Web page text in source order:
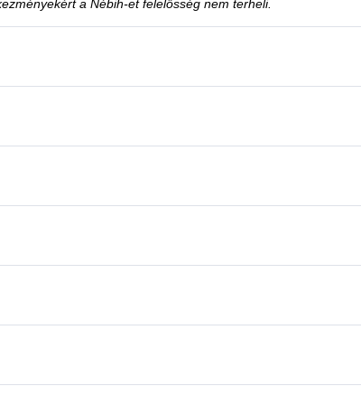
a Nébih-et felelősség nem terheli.
listájáról?
határozati részt hamarabb is el lehet távolítani,
méltányossági kérelemmel?